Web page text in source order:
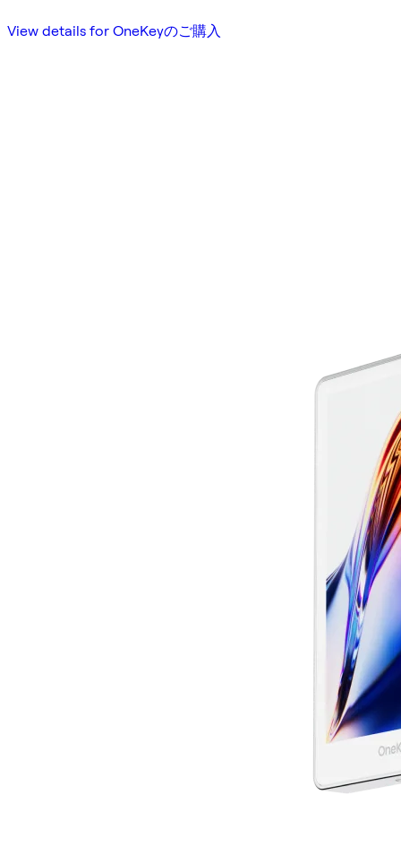
View details for OneKeyのご購入